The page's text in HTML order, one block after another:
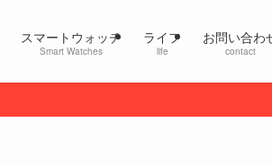
スマートウォッチ
Smart Watches
ライフ
life
お問い合わ
contact